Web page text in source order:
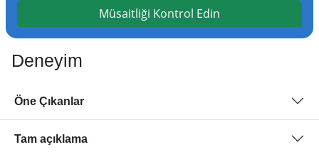
Müsaitliği Kontrol Edin
Deneyim
Öne Çıkanlar
Tam açıklama